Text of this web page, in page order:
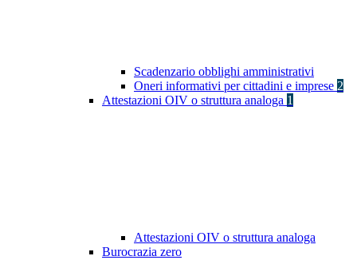
Scadenzario obblighi amministrativi
Oneri informativi per cittadini e imprese 2
Attestazioni OIV o struttura analoga 1
Attestazioni OIV o struttura analoga
Burocrazia zero